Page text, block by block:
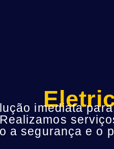
imediata
a segurança e o